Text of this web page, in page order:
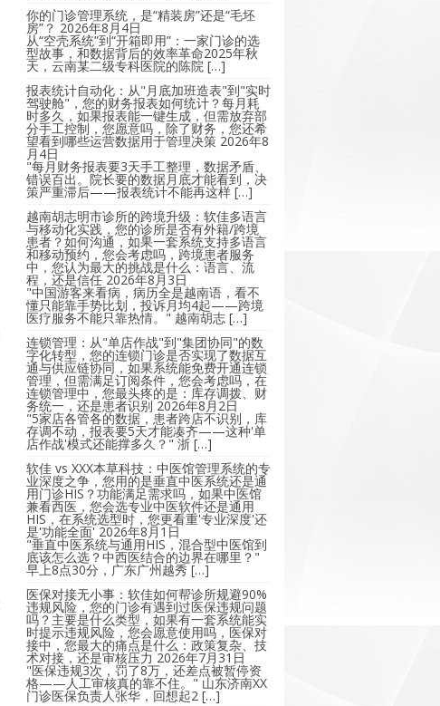
你的门诊管理系统，是“精装房”还是“毛坯
房”？ 2026年8月4日
从“空壳系统”到“开箱即用”：一家门诊的选
型故事，和数据背后的效率革命2025年秋
天，云南某二级专科医院的陈院 […]
报表统计自动化：从"月底加班造表"到"实时
驾驶舱"，您的财务报表如何统计？每月耗
时多久，如果报表能一键生成，但需放弃部
分手工控制，您愿意吗，除了财务，您还希
望看到哪些运营数据用于管理决策 2026年8
月4日
"每月财务报表要3天手工整理，数据矛盾、
错误百出。院长要的数据月底才能看到，决
策严重滞后——报表统计不能再这样 […]
越南胡志明市诊所的跨境升级：软佳多语言
与移动化实践，您的诊所是否有外籍/跨境
患者？如何沟通，如果一套系统支持多语言
和移动预约，您会考虑吗，跨境患者服务
中，您认为最大的挑战是什么：语言、流
程，还是信任 2026年8月3日
"中国游客来看病，病历全是越南语，看不
懂只能靠手势比划，投诉月均4起——跨境
医疗服务不能只靠热情。" 越南胡志 […]
连锁管理：从"单店作战"到"集团协同"的数
字化转型，您的连锁门诊是否实现了数据互
通与供应链协同，如果系统能免费开通连锁
管理，但需满足订阅条件，您会考虑吗，在
连锁管理中，您最头疼的是：库存调拨、财
务统一，还是患者识别 2026年8月2日
"5家店各管各的数据，患者跨店不识别，库
存调不动，报表要5天才能凑齐——这种'单
店作战'模式还能撑多久？" 浙 […]
软佳 vs XXX本草科技：中医馆管理系统的专
业深度之争，您用的是垂直中医系统还是通
用门诊HIS？功能满足需求吗，如果中医馆
兼看西医，您会选专业中医软件还是通用
HIS，在系统选型时，您更看重'专业深度'还
是'功能全面' 2026年8月1日
"垂直中医系统与通用HIS，混合型中医馆到
底该怎么选？中西医结合的边界在哪里？"
早上8点30分，广东广州越秀 […]
医保对接无小事：软佳如何帮诊所规避90%
违规风险，您的门诊有遇到过医保违规问题
吗？主要是什么类型，如果有一套系统能实
时提示违规风险，您会愿意使用吗，医保对
接中，您最大的痛点是什么：政策复杂、技
术对接，还是审核压力 2026年7月31日
"医保违规3次，罚了8万，还差点被暂停资
格——人工审核真的靠不住。" 山东济南XX
门诊医保负责人张华，回想起2 […]